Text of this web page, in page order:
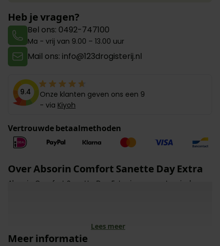
Heb je vragen?
Bel ons: 0492-747100
Ma - vrij van 9.00 – 13.00 uur
Mail ons: info@123drogisterij.nl
9.4
Onze klanten geven ons een 9
- via Kiyoh
Vertrouwde betaalmethoden
Over Absorin Comfort Sanette Day Extra
Absorin Comfort Sanette Day Extra is een anatomisch
stevig, goed en hoog aansluitend ondergoed.
Lees meer
Meer informatie